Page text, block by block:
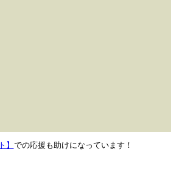
】 での応援も助けになっています！